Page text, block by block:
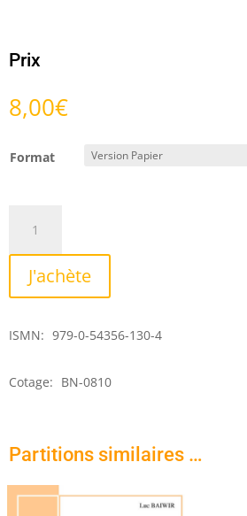
Prix
8,00€
Format
Ave
MariaJ'achète
ISMN: 979-0-54356-130-4
Cotage: BN-0810
Partitions similaires …